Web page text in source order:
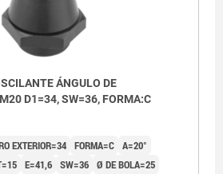
D1=34, SW=36, FORMA:C
EXTERIOR=34 FORMA=C Α=20°
E=41,6 SW=36 Ø DE BOLA=25